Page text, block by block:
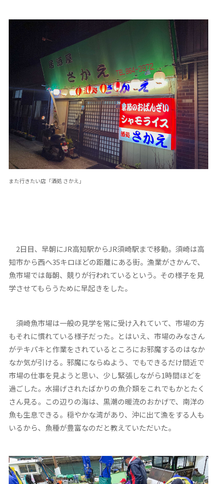
また行きたい店「酒処 さかえ」
2日目、早朝にJR高知駅からJR須崎駅まで移動。須崎は高
知市から西へ35キロほどの距離にある街。漁業がさかんで、
魚市場では毎朝、競りが行われているという。その様子を見
学させてもらうために早起きをした。
須崎魚市場は一般の見学を常に受け入れていて、市場の方
もそれに慣れている様子だった。とはいえ、市場のみなさん
がテキパキと作業をされているところにお邪魔するのはなか
なか気が引ける。邪魔にならぬよう、でもできるだけ間近で
市場の仕事を見ようと思い、少し緊張しながら1時間ほどを
過ごした。水揚げされたばかりの魚介類をこれでもかとたく
さん見る。この辺りの海は、黒潮の暖流のおかげで、南洋の
魚も生息できる。穏やかな湾があり、沖に出て漁をする人も
いるから、魚種が豊富なのだと教えていただいた。